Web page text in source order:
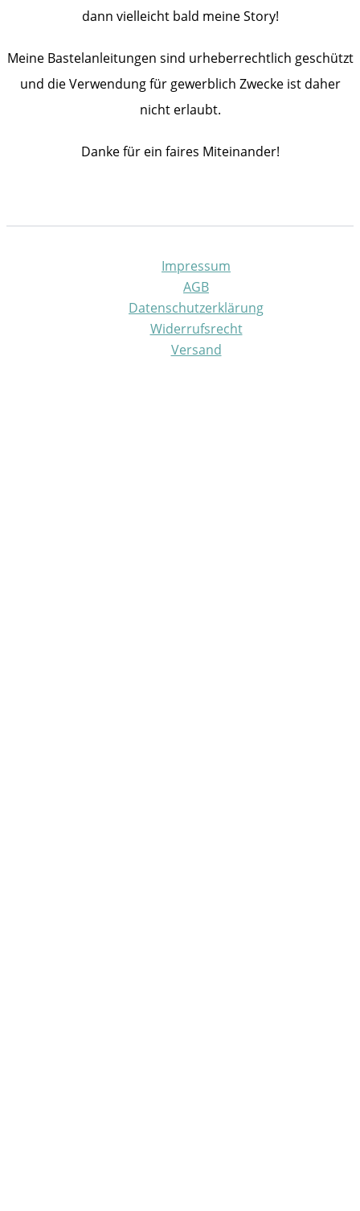
dann vielleicht bald meine Story!
Meine Bastelanleitungen sind urheberrechtlich geschützt
und die Verwendung für gewerblich Zwecke ist daher
nicht erlaubt.
Danke für ein faires Miteinander!
Impressum
AGB
Datenschutzerklärung
Widerrufsrecht
Versand